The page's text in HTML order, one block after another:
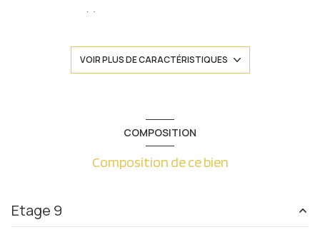
3 chambre(s)
Chauffage individuel : radiateur (gaz)
VOIR PLUS DE CARACTÉRISTIQUES
COMPOSITION
Composition de ce bien
Etage 9